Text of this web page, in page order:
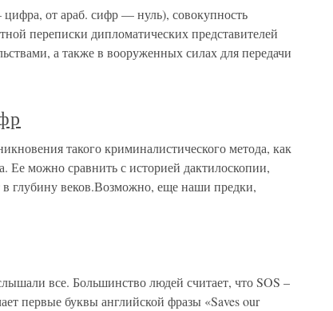
от араб. сифр — нуль), совокупность
переписки дипломатических представителей
а также в вооруженных силах для передачи
такого криминалистического метода, как
Ее можно сравнить с историей дактилоскопии,
в глубину веков.Возможно, еще наши предки,
все. Большинство людей считает, что SOS –
первые буквы английской фразы «Saves our